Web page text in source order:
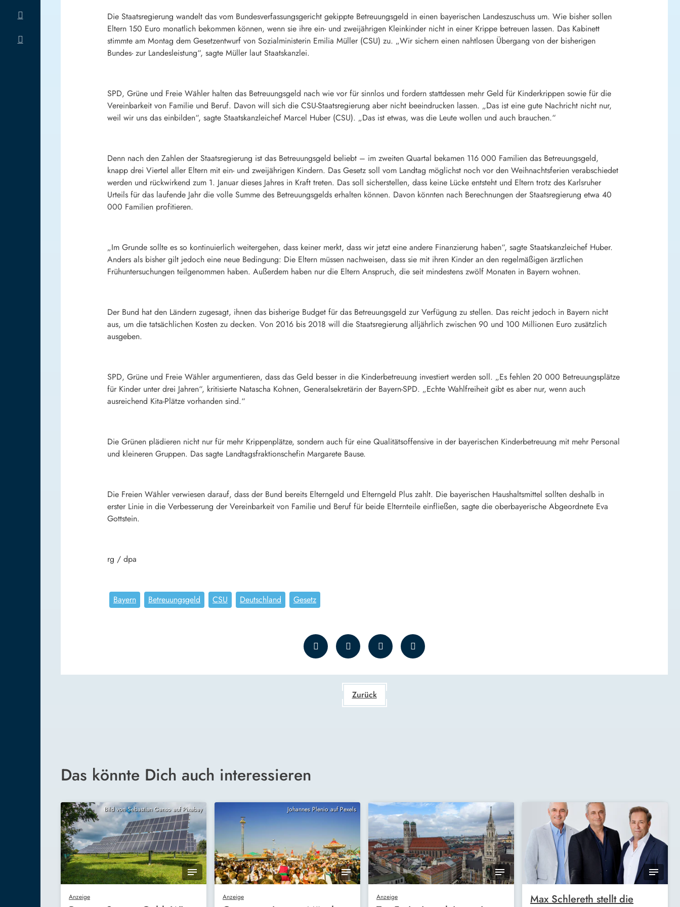
Die Staatsregierung wandelt das vom Bundesverfassungsgericht gekippte Betreuungsgeld in einen bayerischen Landeszuschuss um. Wie bisher sollen
Eltern 150 Euro monatlich bekommen können, wenn sie ihre ein- und zweijährigen Kleinkinder nicht in einer Krippe betreuen lassen. Das Kabinett
stimmte am Montag dem Gesetzentwurf von Sozialministerin Emilia Müller (CSU) zu. „Wir sichern einen nahtlosen Übergang von der bisherigen
Bundes- zur Landesleistung“, sagte Müller laut Staatskanzlei.
SPD, Grüne und Freie Wähler halten das Betreuungsgeld nach wie vor für sinnlos und fordern stattdessen mehr Geld für Kinderkrippen sowie für die
Vereinbarkeit von Familie und Beruf. Davon will sich die CSU-Staatsregierung aber nicht beeindrucken lassen. „Das ist eine gute Nachricht nicht nur,
weil wir uns das einbilden“, sagte Staatskanzleichef Marcel Huber (CSU). „Das ist etwas, was die Leute wollen und auch brauchen.“
Denn nach den Zahlen der Staatsregierung ist das Betreuungsgeld beliebt – im zweiten Quartal bekamen 116 000 Familien das Betreuungsgeld,
knapp drei Viertel aller Eltern mit ein- und zweijährigen Kindern. Das Gesetz soll vom Landtag möglichst noch vor den Weihnachtsferien verabschiedet
werden und rückwirkend zum 1. Januar dieses Jahres in Kraft treten. Das soll sicherstellen, dass keine Lücke entsteht und Eltern trotz des Karlsruher
Urteils für das laufende Jahr die volle Summe des Betreuungsgelds erhalten können. Davon könnten nach Berechnungen der Staatsregierung etwa 40
000 Familien profitieren.
„Im Grunde sollte es so kontinuierlich weitergehen, dass keiner merkt, dass wir jetzt eine andere Finanzierung haben“, sagte Staatskanzleichef Huber.
Anders als bisher gilt jedoch eine neue Bedingung: Die Eltern müssen nachweisen, dass sie mit ihren Kinder an den regelmäßigen ärztlichen
Frühuntersuchungen teilgenommen haben. Außerdem haben nur die Eltern Anspruch, die seit mindestens zwölf Monaten in Bayern wohnen.
Der Bund hat den Ländern zugesagt, ihnen das bisherige Budget für das Betreuungsgeld zur Verfügung zu stellen. Das reicht jedoch in Bayern nicht
aus, um die tatsächlichen Kosten zu decken. Von 2016 bis 2018 will die Staatsregierung alljährlich zwischen 90 und 100 Millionen Euro zusätzlich
ausgeben.
SPD, Grüne und Freie Wähler argumentieren, dass das Geld besser in die Kinderbetreuung investiert werden soll. „Es fehlen 20 000 Betreuungsplätze
für Kinder unter drei Jahren“, kritisierte Natascha Kohnen, Generalsekretärin der Bayern-SPD. „Echte Wahlfreiheit gibt es aber nur, wenn auch
ausreichend Kita-Plätze vorhanden sind.“
Die Grünen plädieren nicht nur für mehr Krippenplätze, sondern auch für eine Qualitätsoffensive in der bayerischen Kinderbetreuung mit mehr Personal
und kleineren Gruppen. Das sagte Landtagsfraktionschefin Margarete Bause.
Die Freien Wähler verwiesen darauf, dass der Bund bereits Elterngeld und Elterngeld Plus zahlt. Die bayerischen Haushaltsmittel sollten deshalb in
erster Linie in die Verbesserung der Vereinbarkeit von Familie und Beruf für beide Elternteile einfließen, sagte die oberbayerische Abgeordnete Eva
Gottstein.
rg / dpa
Bayern Betreuungsgeld CSU Deutschland Gesetz
Zurück
Das könnte Dich auch interessieren
Bild von Sebastian Ganso auf Pixabay
Anzeige
Johannes Plenio auf Pexels
Anzeige Anzeige
Max Schlereth stellt die